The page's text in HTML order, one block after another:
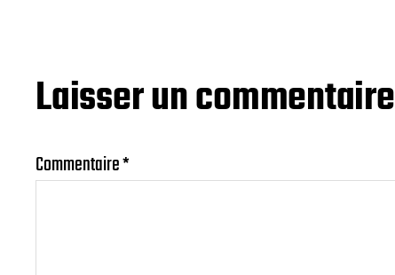
Laisser un commentaire
Commentaire*